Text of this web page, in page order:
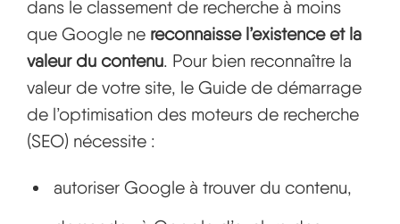
dans le classement de recherche à moins
que Google ne reconnaisse l’existence et la
valeur du contenu. Pour bien reconnaître la
valeur de votre site, le Guide de démarrage
de l’optimisation des moteurs de recherche
(SEO) nécessite :
autoriser Google à trouver du contenu,